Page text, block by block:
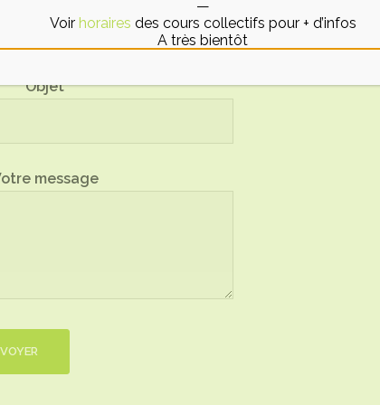
Objet
message
—
Voir horaires des cours collectifs pour + d’infos
A très bientôt